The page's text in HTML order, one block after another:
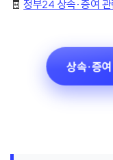
🧾정부24 상속·증여 관
상속·증